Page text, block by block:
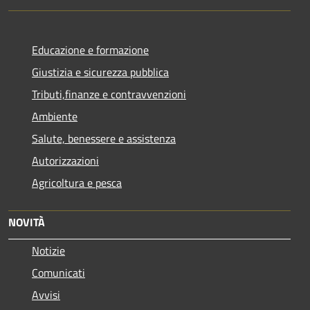
Educazione e formazione
Giustizia e sicurezza pubblica
Tributi,finanze e contravvenzioni
Ambiente
Salute, benessere e assistenza
Autorizzazioni
Agricoltura e pesca
NOVITÀ
Notizie
Comunicati
Avvisi